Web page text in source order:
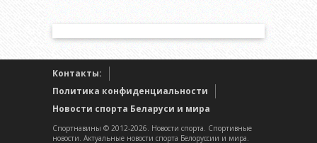
Контакты:
Политика конфиденциальности
Новости спорта Беларуси и мира
Спортнавины © 2012-2026. Новости спорта. Спортивные
новости. Актуальные новости спорта Белоруссии и мира.